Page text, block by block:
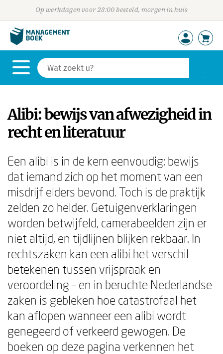
Op werkdagen voor 23:00 besteld, morgen in huis
Alibi: bewijs van afwezigheid in
recht en literatuur
Een alibi is in de kern eenvoudig: bewijs
dat iemand zich op het moment van een
misdrijf elders bevond. Toch is de praktijk
zelden zo helder. Getuigenverklaringen
worden betwijfeld, camerabeelden zijn er
niet altijd, en tijdlijnen blijken rekbaar. In
rechtszaken kan een alibi het verschil
betekenen tussen vrijspraak en
veroordeling – en in beruchte Nederlandse
zaken is gebleken hoe catastrofaal het
kan aflopen wanneer een alibi wordt
genegeerd of verkeerd gewogen. De
boeken op deze pagina verkennen het